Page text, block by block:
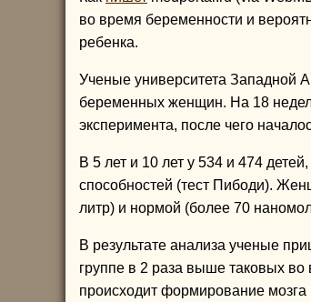
во время беременности и
ребенка.
Ученые университета Западной
беременных женщин. На 18
эксперимента, после чего
В 5 лет и 10 лет у 534 и 474
способностей (тест Пибоди).
литр) и нормой (более 70
В результате анализа ученые
группе в 2 раза выше таковых во
происходит формирование мозга